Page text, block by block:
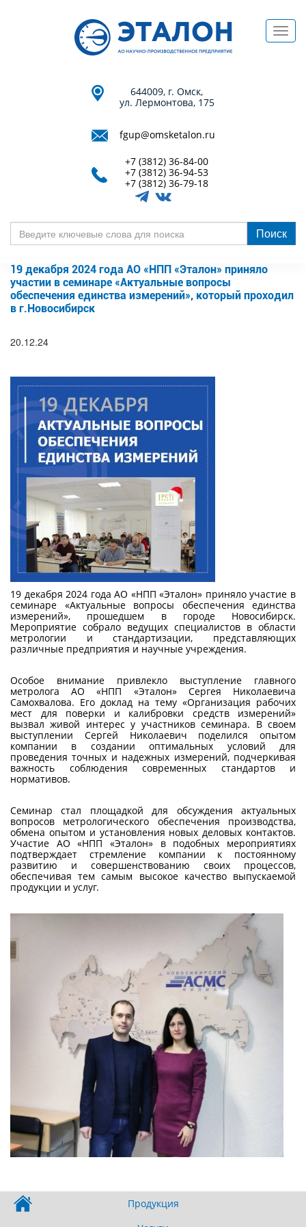
644009, г. Омск,
ул. Лермонтова, 175
fgup@omsketalon.ru
+7 (3812) 36-84-00
+7 (3812) 36-94-53
+7 (3812) 36-79-18
ключевые
слова
для
поиска
Поиск
19 декабря 2024 года АО «НПП «Эталон» приняло
участии в семинаре «Актуальные вопросы
обеспечения единства измерений», который проходил
в г.Новосибирск
20.12.24
19 декабря 2024 года АО «НПП «Эталон» приняло участие в
семинаре «Актуальные вопросы обеспечения единства
измерений», прошедшем в городе Новосибирск.
Мероприятие собрало ведущих специалистов в области
метрологии и стандартизации, представляющих
различные предприятия и научные учреждения.
Особое внимание привлекло выступление главного
метролога АО «НПП «Эталон» Сергея Николаевича
Самохвалова. Его доклад на тему «Организация рабочих
мест для поверки и калибровки средств измерений»
вызвал живой интерес у участников семинара. В своем
выступлении Сергей Николаевич поделился опытом
компании в создании оптимальных условий для
проведения точных и надежных измерений, подчеркивая
важность соблюдения современных стандартов и
нормативов.
Семинар стал площадкой для обсуждения актуальных
вопросов метрологического обеспечения производства,
обмена опытом и установления новых деловых контактов.
Участие АО «НПП «Эталон» в подобных мероприятиях
подтверждает стремление компании к постоянному
развитию и совершенствованию своих процессов,
обеспечивая тем самым высокое качество выпускаемой
продукции и услуг.
Продукция